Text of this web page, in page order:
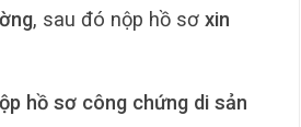
, sau đó nộp hồ sơ xin
hồ sơ công chứng di sản